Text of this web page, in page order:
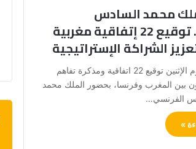
محمد السادس
وماكرون.. توقيع 22 إتفاقية مغربية
الشراكة الإستراتيجية
جرى مساء اليوم الإثنين توقيع 22 اتفاقية ومذكرة تفاهم
بين المغرب وفرنسا، بحضور الملك محمد
الفرنسي…
»